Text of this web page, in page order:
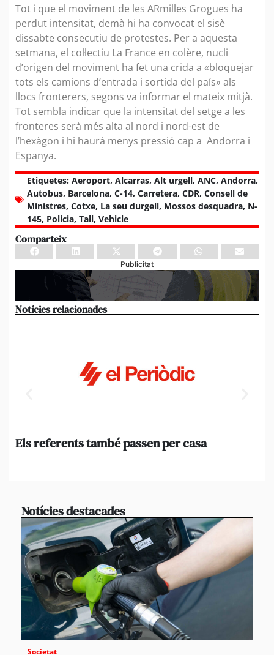
Tot i que el moviment de les ARmilles Grogues ha
perdut intensitat, demà hi ha convocat el sisè
dissabte consecutiu de protestes. Per a aquesta
setmana, el col·lectiu La France en colère, nucli
d’origen del moviment ha fet una crida a «bloquejar
tots els camions d’entrada i sortida del país» als
llocs fronterers, segons va informar el mateix mitjà.
Tot sembla indicar que la intensitat del setge a les
fronteres serà més alta al nord i nord-est de
l’hexàgon i hi haurà menys pressió cap a Andorra i
Espanya.
Etiquetes: Aeroport, Alcarras, Alt urgell, ANC, Andorra,
Autobus, Barcelona, C-14, Carretera, CDR, Consell de
Ministres, Cotxe, La seu durgell, Mossos desquadra, N-
145, Policia, Tall, Vehicle
Comparteix
Publicitat
Notícies relacionades
Els referents també passen per casa
Notícies destacades
Societat